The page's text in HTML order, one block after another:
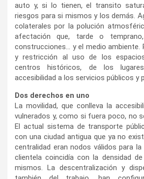
auto y, si lo tienen, el transito
riesgos para si mismos y los demás.
colaterales por la polución
afectación que, tarde o
construcciones… y el medio ambiente.
y restricción al uso de los
centros históricos, de los
accesibilidad a los servicios públicos y
Dos derechos en uno
La movilidad, que conlleva la
vulnerados y, como si fuera poco, no
El actual sistema de transporte
con una ciudad antigua que ya no
centralidad eran nodos válidos para
clientela coincidía con la densidad
mismos. La descentralización y